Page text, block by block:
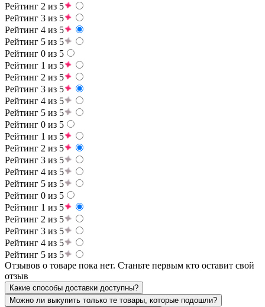
Рейтинг 2 из 5
Рейтинг 3 из 5
Рейтинг 4 из 5
Рейтинг 5 из 5
Рейтинг 0 из 5
Рейтинг 1 из 5
Рейтинг 2 из 5
Рейтинг 3 из 5
Рейтинг 4 из 5
Рейтинг 5 из 5
Рейтинг 0 из 5
Рейтинг 1 из 5
Рейтинг 2 из 5
Рейтинг 3 из 5
Рейтинг 4 из 5
Рейтинг 5 из 5
Рейтинг 0 из 5
Рейтинг 1 из 5
Рейтинг 2 из 5
Рейтинг 3 из 5
Рейтинг 4 из 5
Рейтинг 5 из 5
Отзывов о товаре пока нет. Станьте первым кто оставит свой
отзыв
Какие способы доставки доступны?
Можно ли выкупить только те товары, которые подошли?